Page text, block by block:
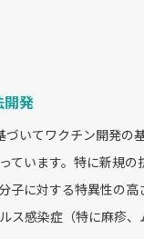
開発
いてワクチン開発の
ています。特に新規の
子に対する特異性の高
感染症（特に麻疹、